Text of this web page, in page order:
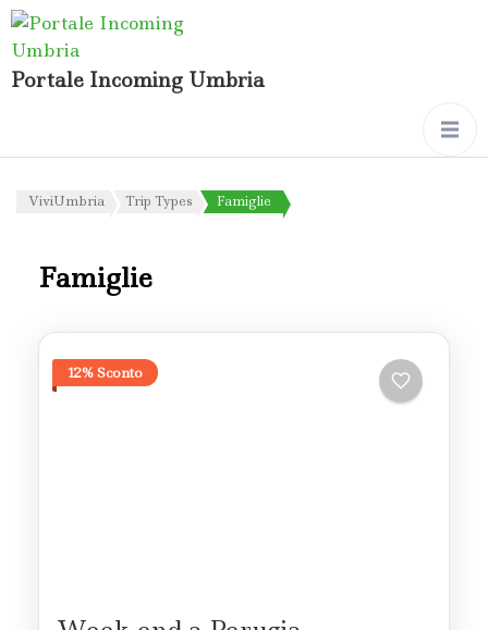
Portale Incoming Umbria
ViviUmbria Trip Types Famiglie
Famiglie
12% Sconto